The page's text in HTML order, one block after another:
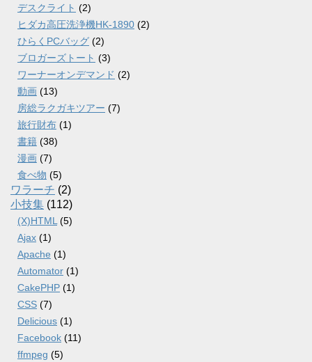
デスクライト (2)
ヒダカ高圧洗浄機HK-1890 (2)
ひらくPCバッグ (2)
ブロガーズトート (3)
ワーナーオンデマンド (2)
動画 (13)
房総ラクガキツアー (7)
旅行財布 (1)
書籍 (38)
漫画 (7)
食べ物 (5)
ワラーチ (2)
小技集 (112)
(X)HTML (5)
Ajax (1)
Apache (1)
Automator (1)
CakePHP (1)
CSS (7)
Delicious (1)
Facebook (11)
ffmpeg (5)